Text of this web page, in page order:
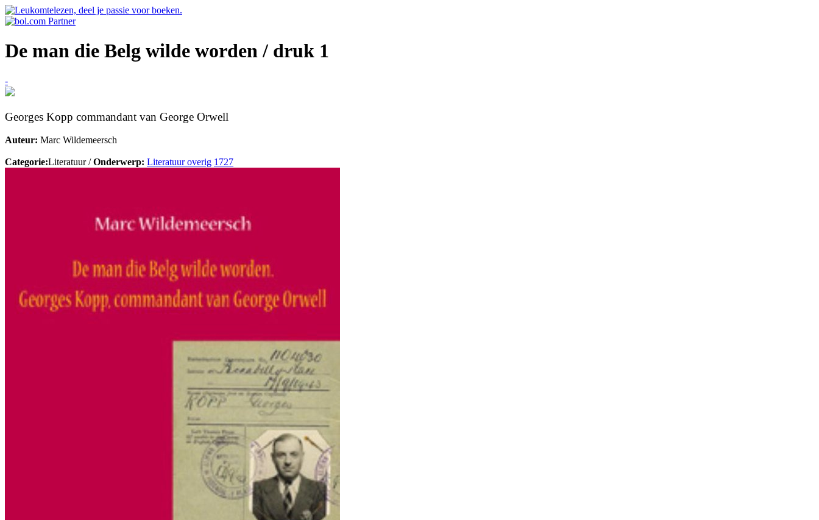
De man die Belg wilde worden / druk 1
-
Georges Kopp commandant van George Orwell
Auteur: Marc Wildemeersch
Categorie:Literatuur /Onderwerp: Literatuur overig 1727